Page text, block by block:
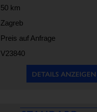
50 km
Zagreb
Preis auf Anfrage
V23840
DETAILS ANZEIGEN